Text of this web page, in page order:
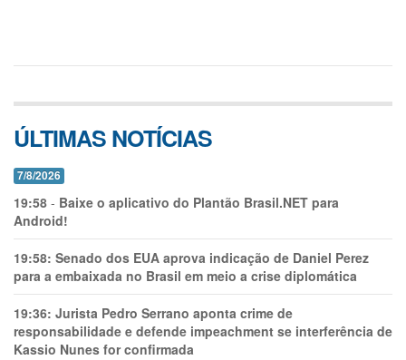
ÚLTIMAS NOTÍCIAS
7/8/2026
19:58 - Baixe o aplicativo do Plantão Brasil.NET para
Android!
19:58: Senado dos EUA aprova indicação de Daniel Perez
para a embaixada no Brasil em meio a crise diplomática
19:36: Jurista Pedro Serrano aponta crime de
responsabilidade e defende impeachment se interferência de
Kassio Nunes for confirmada